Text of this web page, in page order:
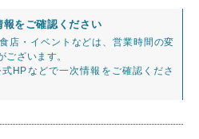
報をご確認ください
店・イベントなどは、営業時間の変
ざいます。
HPなどで一次情報をご確認くださ